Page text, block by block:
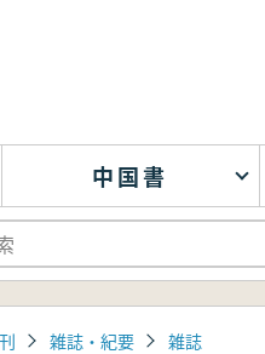
中国書
雑誌・紀要 雑誌